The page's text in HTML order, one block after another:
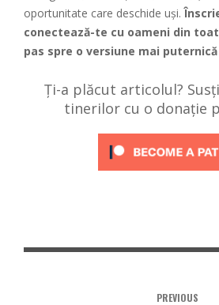
oportunitate care deschide uși.
conectează-te cu oameni din
pas spre o versiune mai
Ți-a plăcut articolul?
tinerilor cu o donație
PREVIOUS